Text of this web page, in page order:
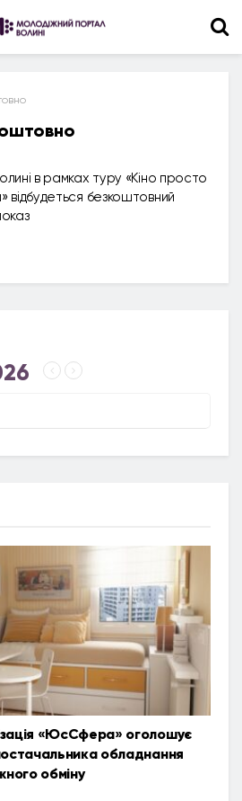
в рамках туру «Кіно просто
відбудеться безкоштовний
«ЮсСфера» оголошує
обладнання
обміну